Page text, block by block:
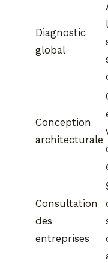
Diagnostic
global
Conception
architecturale
Consultation
des
entreprises